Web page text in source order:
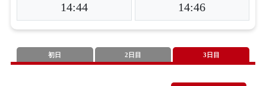
14:44
14:46
初日 2日目 3日目